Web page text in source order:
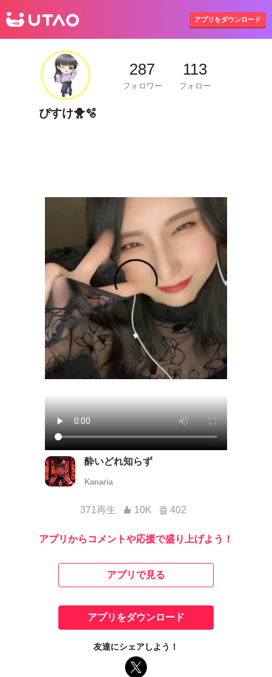
アプリをダウンロード
287
フォロワー
113
フォロー
ぴすけ🐥🫧
酔いどれ知らず
Kanaria
371再生 10K 402
アプリからコメントや応援で盛り上げよう！
アプリで見る
アプリをダウンロード
友達にシェアしよう！